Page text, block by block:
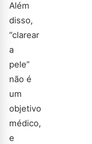
Além
disso,
“clarear
a
pele”
não é
um
objetivo
médico,
e